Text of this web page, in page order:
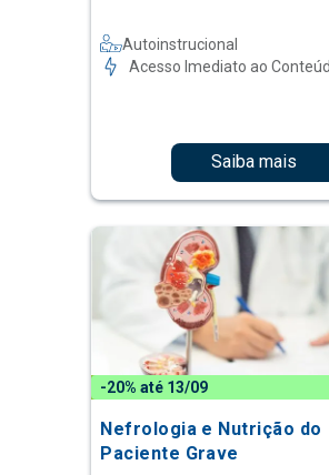
Autoinstrucional
Acesso Imediato ao
Saiba mais
-20% até 13/09
Nefrologia e Nutrição do
Paciente Grave